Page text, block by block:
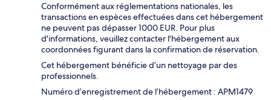
Conformément aux réglementations nationales, les
transactions en espèces effectuées dans cet hébergement
ne peuvent pas dépasser 1000 EUR. Pour plus
d'informations, veuillez contacter l'hébergement aux
coordonnées figurant dans la confirmation de réservation.
Cet hébergement bénéficie d’un nettoyage par des
professionnels.
Numéro d’enregistrement de l’hébergement : APM1479